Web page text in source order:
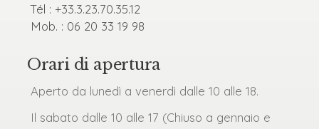
Tél : +33.3.23.70.35.12
Mob. : 06 20 33 19 98
Orari di apertura
Aperto da lunedì a venerdì dalle 10 alle 18.
Il sabato dalle 10 alle 17 (Chiuso a gennaio e